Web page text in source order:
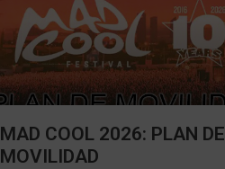
MAD COOL 2026: PLAN DE
MOVILIDAD